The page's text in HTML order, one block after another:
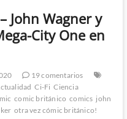
John Wagner y
City One en
19 comentarios
Ci-Fi Ciencia
comic británico comics john
otra vez cómic británico!